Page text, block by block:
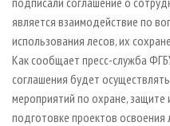
ПРОИЗВОДСТВО
ДЕРЕВЯННОЕ
ПРОИЗВОДСТВО МЕБЕЛИ
БИОЭНЕРГЕТИКА
ЦБП
МОБИЛЬНЫЕ ВЫСТАВКИ
ОФИЦИАЛЬНЫЕ
ПРИОРИТЕТНЫЕ
RUSSIAN FORESTRY
ГАЗЕТА ЛЕСПРОМФОРУМ
РЕКЛАМА НА САЙТЕ
является взаимодействие по
использования лесов, их
Как сообщает пресс-служба
соглашения будет
мероприятий по охране, защите
подготовке проектов освоения